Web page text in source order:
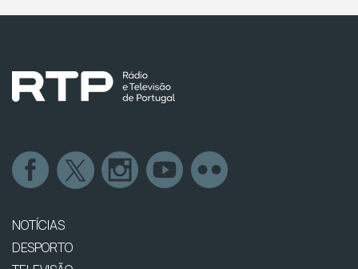
NOTÍCIAS
DESPORTO